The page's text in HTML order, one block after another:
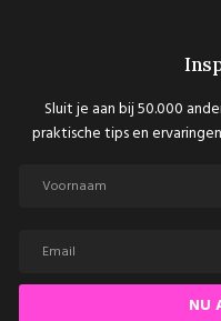
Sluit je aan bij 50.000
praktische tips en
NU